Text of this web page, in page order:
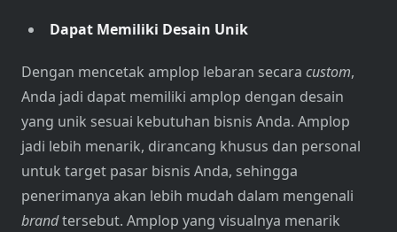
Dapat Memiliki Desain Unik
Dengan mencetak amplop lebaran secara custom,
Anda jadi dapat memiliki amplop dengan desain
yang unik sesuai kebutuhan bisnis Anda. Amplop
jadi lebih menarik, dirancang khusus dan personal
untuk target pasar bisnis Anda, sehingga
penerimanya akan lebih mudah dalam mengenali
brandtersebut. Amplop yang visualnya menarik